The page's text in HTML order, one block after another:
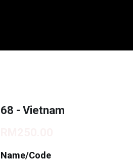
68 - Vietnam
Name/Code